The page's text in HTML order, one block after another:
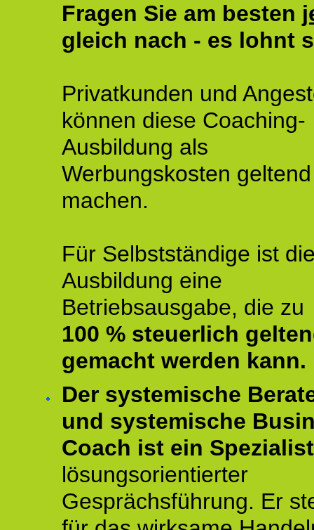
Fragen Sie am besten
gleich nach - es lohnt
Privatkunden und
können diese Coaching-
Ausbildung als
Werbungskosten geltend
machen.
Für Selbstständige ist
Ausbildung eine
Betriebsausgabe, die zu
100 % steuerlich
gemacht werden kann.
Der systemische
und systemische
Coach ist ein
lösungsorientierter
Gesprächsführung. Er